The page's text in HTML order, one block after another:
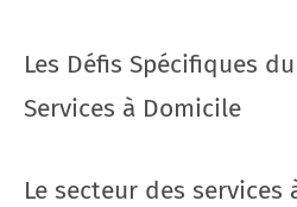
Les Défis Spécifiques
Services à Domicile
Le secteur des services